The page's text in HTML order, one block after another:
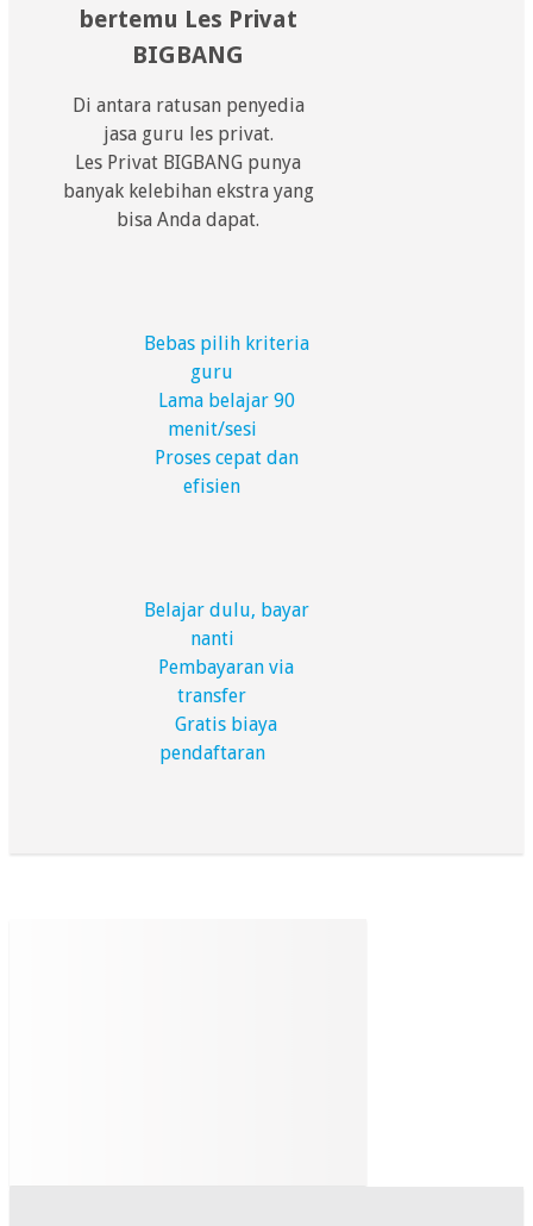
bertemu Les Privat
BIGBANG
Di antara ratusan penyedia
jasa guru les privat.
Les Privat BIGBANG punya
banyak kelebihan ekstra yang
bisa Anda dapat.
Bebas pilih kriteria
guru
Lama belajar 90
menit/sesi
Proses cepat dan
efisien
Belajar dulu, bayar
nanti
Pembayaran via
transfer
Gratis biaya
pendaftaran